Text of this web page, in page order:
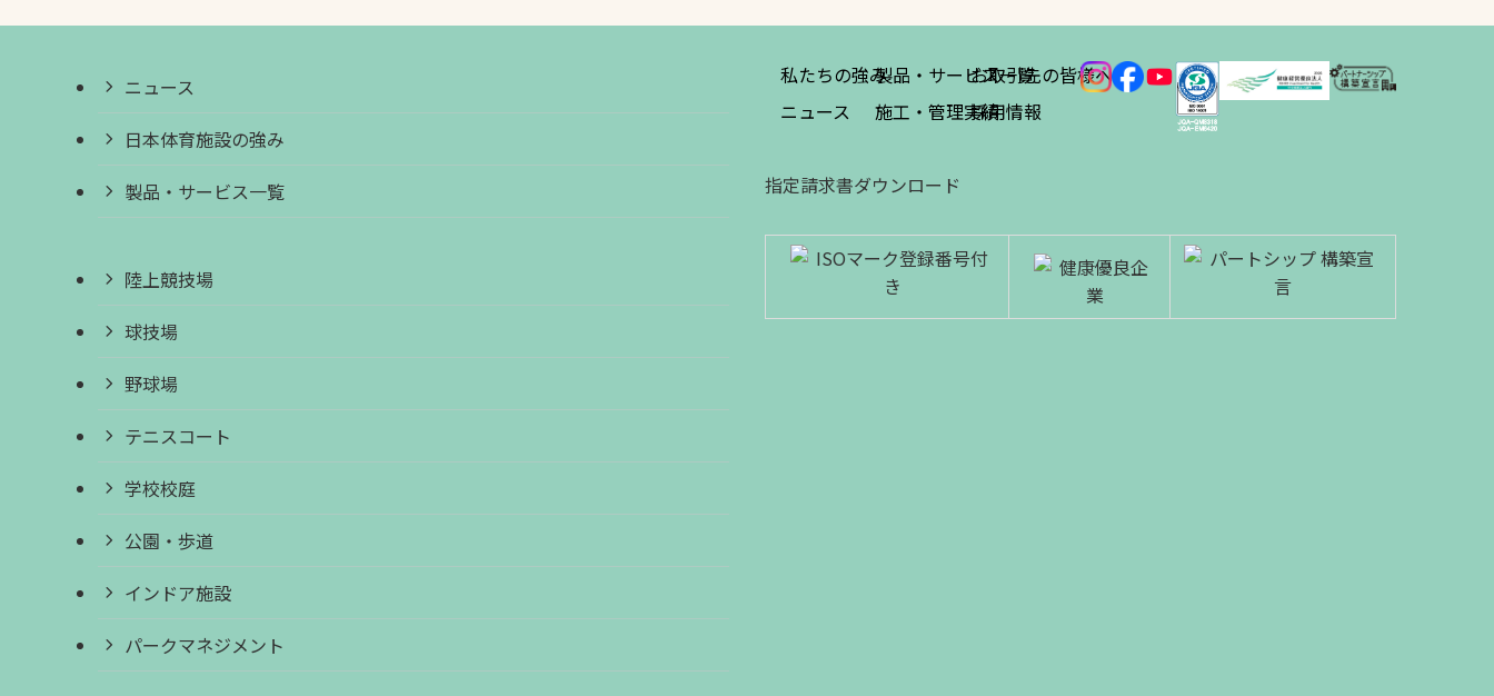
ニュース
日本体育施設の強み
製品・サービス一覧
陸上競技場
球技場
野球場
テニスコート
学校校庭
公園・歩道
インドア施設
パークマネジメント
私たちの強み
ニュース
製品・サービス一覧
施工・管理実績
お取引先の皆様へ
採用情報
指定請求書ダウンロード